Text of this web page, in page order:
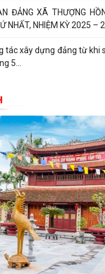
ĐẢNG XÃ THƯỢNG
NHẤT, NHIỆM KỲ 2025 –
tác xây dựng đảng từ khi
5...
gặp mặt các đồng chí
HỒNG TỔ CHỨC ĐẠI
Lễ dâng hương, thắp
tiếp xúc cử tri tại 6 điểm
các hoạt động hướng về